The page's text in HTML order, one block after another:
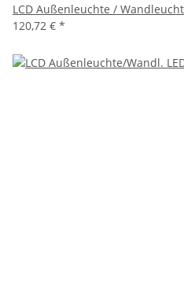
LCD Außenleuchte /
120,72 € *